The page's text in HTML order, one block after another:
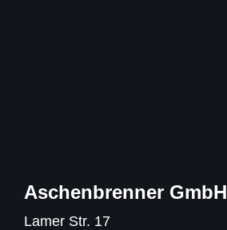
Aschenbrenner GmbH
Lamer Str. 17